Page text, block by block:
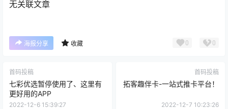
无关联文章
海报分享 收藏 0 0
首码投稿
七彩优选暂停使用了、这里有
更好用的APP
2022-12-6 15:39:27
首码投稿
拓客趣伴卡-一站式推卡平台！
2022-12-7 10:23:26